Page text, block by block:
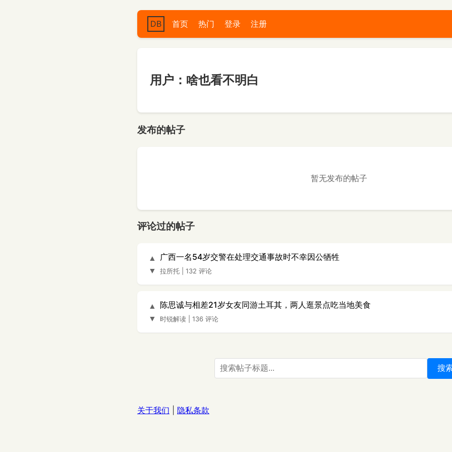
DB 首页 热门 登录 注册
用户：啥也看不明白
发布的帖子
暂无发布的帖子
评论过的帖子
▲
▼
广西一名54岁交警在处理交通事故时不幸因公牺牲
拉所托 132 评论
▲
▼
陈思诚与相差21岁女友同游土耳其，两人逛景点吃当地美食
时锐解读 136 评论
搜
关于我们 隐私条款